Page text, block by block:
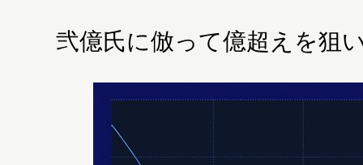
弐億氏に倣って億超えを狙